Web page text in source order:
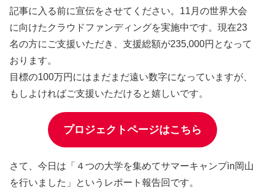
記事に入る前に宣伝をさせてください。11月の世界大会
に向けたクラウドファンディングを実施中です。現在23
名の方にご支援いただき、支援総額が235,000円となって
おります。
目標の100万円にはまだまだ遠い数字になっていますが、
もしよければご支援いただけると嬉しいです。
プロジェクトページはこちら
さて、今日は「４つの大学を集めてサマーキャンプin岡山
を行いました」というレポート報告回です。